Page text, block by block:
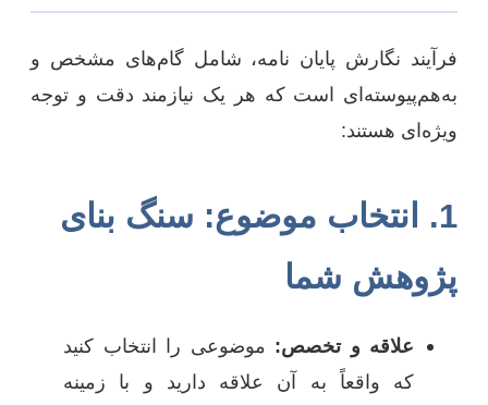
فرآیند نگارش پایان نامه، شامل گام‌های مشخص و
به‌هم‌پیوسته‌ای است که هر یک نیازمند دقت و توجه
ویژه‌ای هستند:
1. انتخاب موضوع: سنگ بنای
پژوهش شما
علاقه و تخصص: موضوعی را انتخاب کنید
که واقعاً به آن علاقه دارید و با زمینه